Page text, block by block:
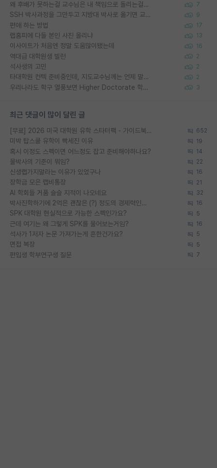
왜 후배가 못하는걸 교수님은 내 책임으로 돌리는걸까요? 7
SSH 박사과정을 그만두고 지방대 박사로 옮기면 교수의 꿈은 끝일까요? 9
편애 하는 방법 17
랩홈피에 다들 본인 사진 올리냐 13
이사이트가 처음엔 정말 도움많이됐는데 16
역대급 대학원생 빌런 2
석사생의 고민 2
타대학원 컨텍 준비중인데, 지도교수님께는 언제 말씀드려야 할까요? 2
우리나라도 학구 열풍보면 Higher Doctorate 학위가 필요하다고 봅니다. 3
최근 댓글이 많이 달린 글
[무료] 2026 미국 대학원 유학 스타터팩 - 가이드북 & 합격자 컨택메일 템플릿 652
미박 탑스쿨 유학이 빡세진 이유 19
혹시 이정도 스펙이면 어느정도 잡고 준비해야하나요? 14
물박사의 기준이 뭐임? 22
신생랩가지말라는 이유가 있었구나 16
장학금 모은 랩비통장 21
AI 학회들 거품 슬슬 지적이 나오네요 32
박사진학하기에 2억은 괜찮은 (?) 정도의 경제력인가요 16
SPK 대학원 현실적으로 가능한 스펙인가요? 5
근데 여기는 왜 그렇게 SPK를 물어보는거임? 16
석사가 1저자 논문 가져가는게 흔한건가요? 5
면접 복장 5
편입생 학부연구생 질문 7